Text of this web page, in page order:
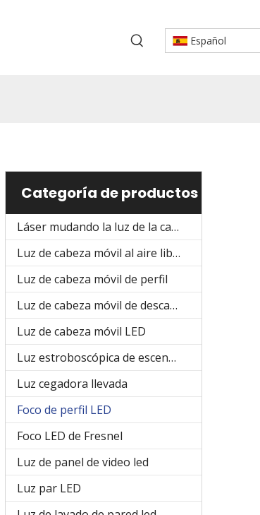
Español
Categoría de productos
Láser mudando la luz de la cabeza
Luz de cabeza móvil al aire libre
Luz de cabeza móvil de perfil
Luz de cabeza móvil de descarga
Luz de cabeza móvil LED
Luz estroboscópica de escenario
Luz cegadora llevada
Foco de perfil LED
Foco LED de Fresnel
Luz de panel de video led
Luz par LED